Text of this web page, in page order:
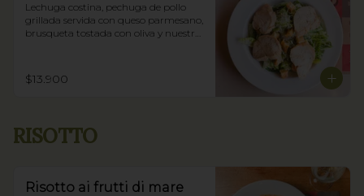
Lechuga costina, pechuga de pollo
grillada servida con queso parmesano,
brusqueta tostada con oliva y nuestra
$13.900
RISOTTO
Risotto ai frutti di mare